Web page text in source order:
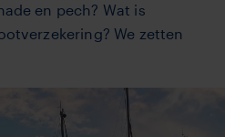
en pech? Wat is
We zetten